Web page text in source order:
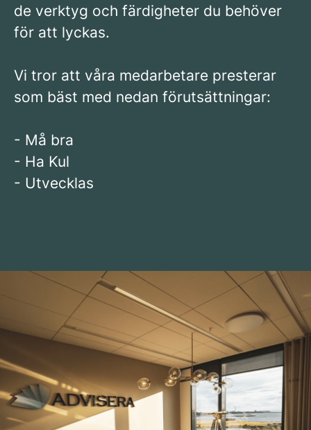
de verktyg och färdigheter du behöver
för att lyckas.
Vi tror att våra medarbetare presterar
som bäst med nedan förutsättningar:
- Må bra
- Ha Kul
- Utvecklas